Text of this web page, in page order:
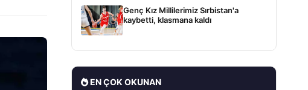
Genç Kız Millilerimiz Sırbistan'a
kaybetti, klasmana kaldı
EN ÇOK OKUNAN